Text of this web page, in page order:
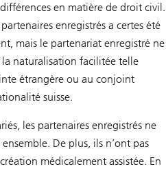
en matière de droit civil.
enregistrés a certes été
mais le partenariat enregistré ne
naturalisation facilitée telle
étrangère ou au conjoint
suisse.
les partenaires enregistrés ne
De plus, ils n’ont pas
médicalement assistée. En